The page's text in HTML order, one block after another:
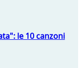
le 10 canzoni